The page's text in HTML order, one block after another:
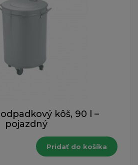
kôš, 90 l –
pojazdný
Pridať do košíka